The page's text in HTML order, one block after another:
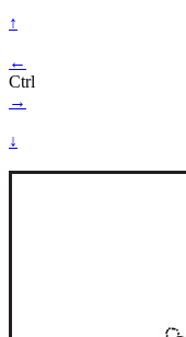
↑
←
Ctrl
→
↓